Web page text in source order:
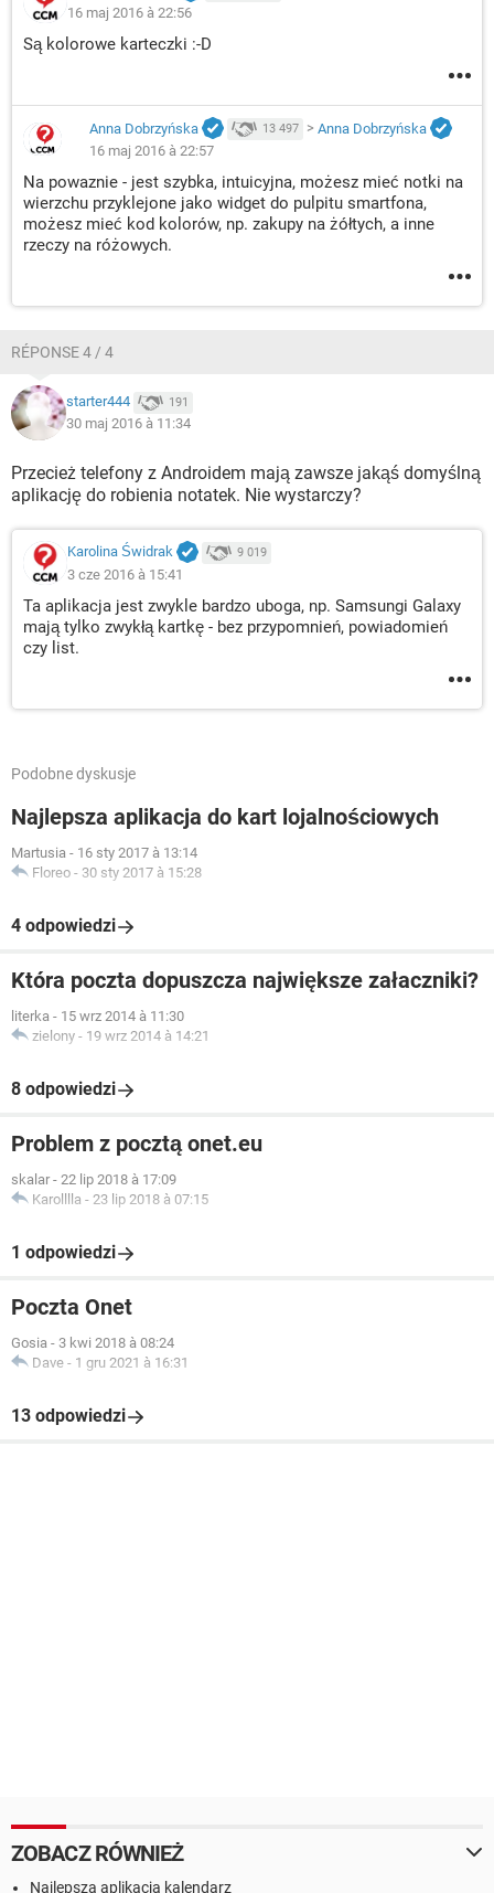
16 maj 2016 à 22:56
Są kolorowe karteczki :-D
Anna Dobrzyńska 13 497 > Anna Dobrzyńska
16 maj 2016 à 22:57
Na powaznie - jest szybka, intuicyjna, możesz mieć notki na
wierzchu przyklejone jako widget do pulpitu smartfona,
możesz mieć kod kolorów, np. zakupy na żółtych, a inne
rzeczy na różowych.
RÉPONSE 4 / 4
starter444 191
30 maj 2016 à 11:34
Przecież telefony z Androidem mają zawsze jakąś domyślną
aplikację do robienia notatek. Nie wystarczy?
Karolina Świdrak 9 019
3 cze 2016 à 15:41
Ta aplikacja jest zwykle bardzo uboga, np. Samsungi Galaxy
mają tylko zwykłą kartkę - bez przypomnień, powiadomień
czy list.
Podobne dyskusje
Najlepsza aplikacja do kart lojalnościowych
Martusia - 16 sty 2017 à 13:14
Floreo - 30 sty 2017 à 15:28
4 odpowiedzi
Która poczta dopuszcza największe załaczniki?
literka - 15 wrz 2014 à 11:30
zielony - 19 wrz 2014 à 14:21
8 odpowiedzi
Problem z pocztą onet.eu
skalar - 22 lip 2018 à 17:09
Karolllla - 23 lip 2018 à 07:15
1 odpowiedzi
Poczta Onet
Gosia - 3 kwi 2018 à 08:24
Dave - 1 gru 2021 à 16:31
13 odpowiedzi
ZOBACZ RÓWNIEŻ
Najlepsza aplikacja kalendarz